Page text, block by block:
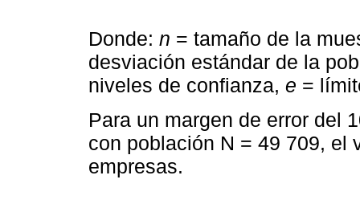
Donde: n = tamaño de la
desviación estándar de la
niveles de confianza, e =
Para un margen de error del
con población N = 49 709, el
empresas.